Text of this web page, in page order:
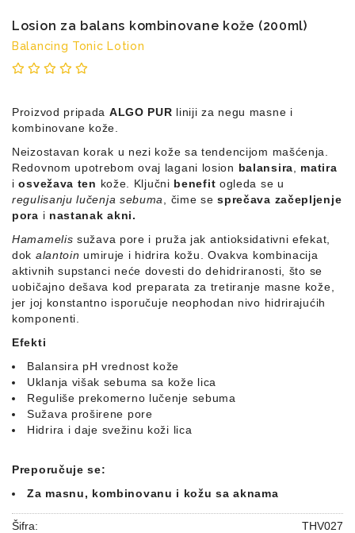
Losion za balans kombinovane kože (200ml)
Balancing Tonic Lotion
Proizvod pripada ALGO PUR liniji za negu masne i
kombinovane kože.
Neizostavan korak u nezi kože sa tendencijom mašćenja.
Redovnom upotrebom ovaj lagani losion balansira
matira
iosvežava ten kože. Ključni benefit ogleda se u
regulisanju lučenja sebuma
, čime sesprečava začepljenje
pora i nastanak akni.
Hamamelis sužava pore i pruža jak antioksidativni efekat,
dok alantoin umiruje i hidrira kožu. Ovakva kombinacija
aktivnih supstanci neće dovesti do dehidriranosti, što se
uobičajno dešava kod preparata za tretiranje masne kože,
jer joj konstantno isporučuje neophodan nivo hidrirajućih
komponenti.
Efekti
Balansira pH vrednost kože
Uklanja višak sebuma sa kože lica
Reguliše prekomerno lučenje sebuma
Sužava proširene pore
Hidrira i daje svežinu koži lica
Preporučuje se:
Za masnu, kombinovanu i kožu sa aknama
Šifra: THV027